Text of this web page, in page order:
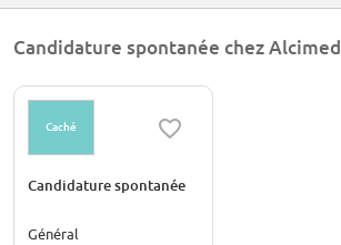
Candidature spontanée chez Alcimed
Caché
Candidature spontanée
Général